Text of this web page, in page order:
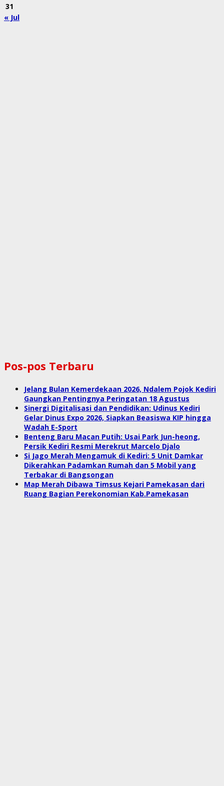
31
« Jul
Pos-pos Terbaru
Jelang Bulan Kemerdekaan 2026, Ndalem Pojok Kediri
Gaungkan Pentingnya Peringatan 18 Agustus
Sinergi Digitalisasi dan Pendidikan: Udinus Kediri
Gelar Dinus Expo 2026, Siapkan Beasiswa KIP hingga
Wadah E-Sport
Benteng Baru Macan Putih: Usai Park Jun-heong,
Persik Kediri Resmi Merekrut Marcelo Djalo
Si Jago Merah Mengamuk di Kediri: 5 Unit Damkar
Dikerahkan Padamkan Rumah dan 5 Mobil yang
Terbakar di Bangsongan
Map Merah Dibawa Timsus Kejari Pamekasan dari
Ruang Bagian Perekonomian Kab.Pamekasan